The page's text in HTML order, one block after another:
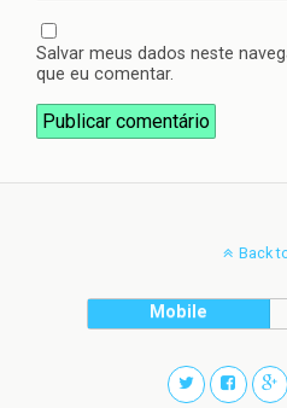
Salvar meus dados neste
que eu comentar.
Back
Mobile